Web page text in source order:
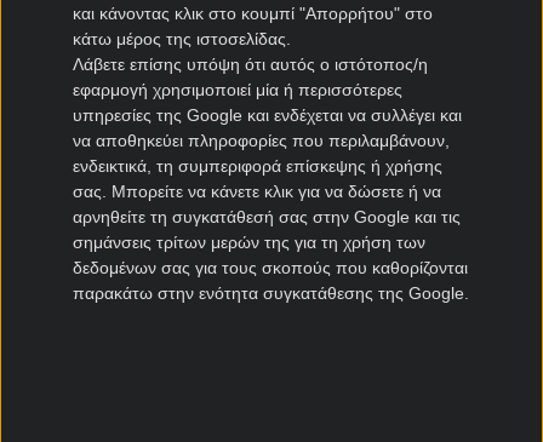
και κάνοντας κλικ στο κουμπί "Απορρήτου" στο
κάτω μέρος της ιστοσελίδας.
Λάβετε επίσης υπόψη ότι αυτός ο ιστότοπος/η
εφαρμογή χρησιμοποιεί μία ή περισσότερες
υπηρεσίες της Google και ενδέχεται να συλλέγει και
να αποθηκεύει πληροφορίες που περιλαμβάνουν,
ενδεικτικά, τη συμπεριφορά επίσκεψης ή χρήσης
σας. Μπορείτε να κάνετε κλικ για να δώσετε ή να
αρνηθείτε τη συγκατάθεσή σας στην Google και τις
σημάνσεις τρίτων μερών της για τη χρήση των
δεδομένων σας για τους σκοπούς που καθορίζονται
παρακάτω στην ενότητα συγκατάθεσης της Google.
Πανιώνιος μεταγραφές
Καλλιθέα μεταγραφές
Καλαμάτα μεταγραφές
Νίκη Βόλου μεταγραφές
Μεταγραφές Cyprus League
Πάφος μεταγραφές
ΑΠΟΕΛ μεταγραφές
ΑΕΚ Λάρνακας μεταγραφές